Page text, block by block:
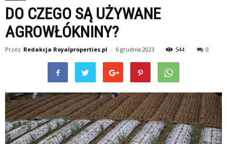
DO CZEGO SĄ UŻYWANE
AGROWŁÓKNINY?
Przez Redakcja Royalproperties.pl - 6 grudnia 2023 544 0